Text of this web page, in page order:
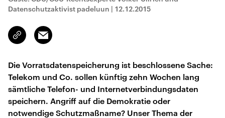
Datenschutzaktivist padeluun | 12.12.2015
Link
kopieren/teilen
Email
Die Vorratsdatenspeicherung ist beschlossene Sache:
Telekom und Co. sollen künftig zehn Wochen lang
sämtliche Telefon- und Internetverbindungsdaten
speichern. Angriff auf die Demokratie oder
notwendige Schutzmaßname? Unser Thema der